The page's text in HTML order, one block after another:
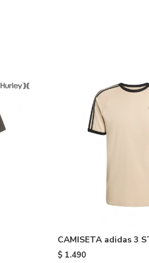
CAMISETA adidas 3
$ 1.490